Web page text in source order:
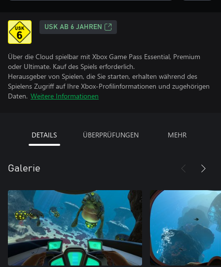
USK AB 6 JAHREN
Über die Cloud spielbar mit Xbox Game Pass Essential, Premium
oder Ultimate. Kauf des Spiels erforderlich.
Herausgeber von Spielen, die Sie starten, erhalten während des
Spielens Zugriff auf Ihre Xbox-Profilinformationen und zugehörigen
Daten. Weitere Informationen
DETAILS ÜBERPRÜFUNGEN MEHR
Galerie